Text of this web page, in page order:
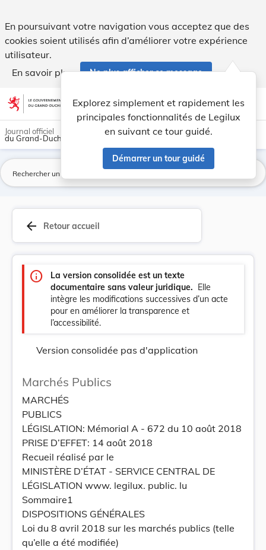
En poursuivant votre navigation vous acceptez que des
cookies soient utilisés afin d’améliorer votre expérience
utilisateur.
En savoir plus
Ne plus afficher ce message
Aller au contenu account_circle help Aide
Explorez simplement et rapidement les
principales fonctionnalités de Legilux
en suivant ce tour guidé.
Démarrer un tour guidé
light_mode dark_mode
Journal officiel
du Grand-Duché de Luxembourg
arrow_back Retour accueil
info
La version consolidée est un texte
documentaire sans valeur juridique. Elle
intègre les modifications successives d’un acte
pour en améliorer la transparence et
l’accessibilité.
Version consolidée pas d'application
Marchés Publics
MARCHÉS
PUBLICS
LÉGISLATION: Mémorial A - 672 du 10 août 2018
PRISE D’EFFET: 14 août 2018
Recueil réalisé par le
MINISTÈRE D’ÉTAT - SERVICE CENTRAL DE
LÉGISLATION www. legilux. public. lu
Sommaire1
DISPOSITIONS GÉNÉRALES
Loi du 8 avril 2018 sur les marchés publics (telle
qu’elle a été modifiée)